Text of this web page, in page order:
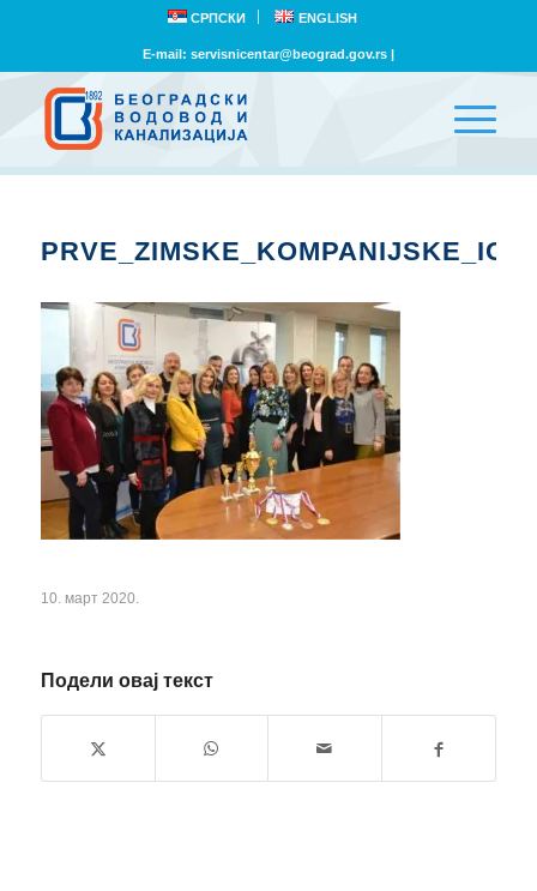
СРПСКИ ENGLISH
E-mail: servisnicentar@beograd.gov.rs|
10. март 2020.
Подели овај текст